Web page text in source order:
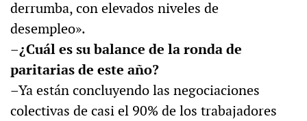
derrumba, con elevados niveles de
desempleo».
–¿Cuál es su balance de la ronda de
paritarias de este año?
–Ya están concluyendo las negociaciones
colectivas de casi el 90% de los trabajadores